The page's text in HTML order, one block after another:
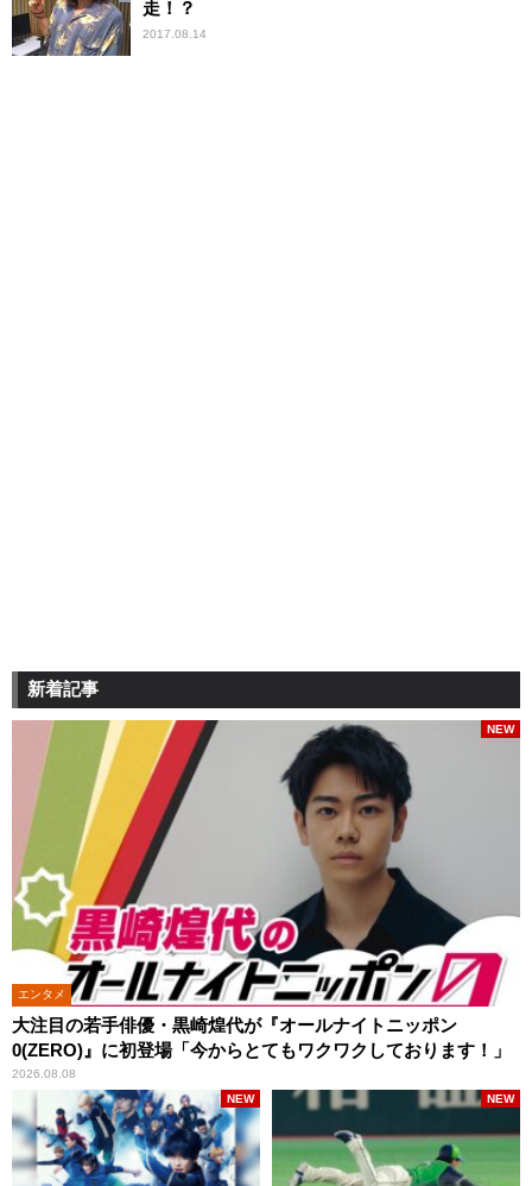
走！？
2017.08.14
新着記事
エンタメ
大注目の若手俳優・黒崎煌代が『オールナイトニッポン
0(ZERO)』に初登場「今からとてもワクワクしております！」
2026.08.08
NEW
NEW NEW